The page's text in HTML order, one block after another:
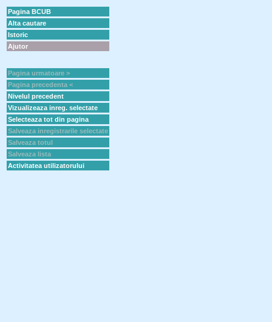
Pagina BCUB
Alta cautare
Istoric
Ajutor
Pagina urmatoare >
Pagina precedenta <
Nivelul precedent
Vizualizeaza inreg. selectate
Selecteaza tot din pagina
Salveaza inregistrarile selectate
Salveaza totul
Salveaza lista
Activitatea utilizatorului